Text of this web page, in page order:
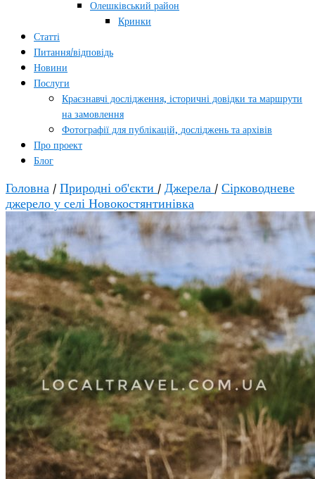
Олешківський район
Кринки
Статті
Питання/відповідь
Новини
Послуги
Краєзнавчі дослідження, історичні довідки та маршрути
на замовлення
Фотографії для публікацій, досліджень та архівів
Про проект
Блог
Головна / Природні об'єкти / Джерела / Сірководневе
джерело у селі Новокостянтинівка